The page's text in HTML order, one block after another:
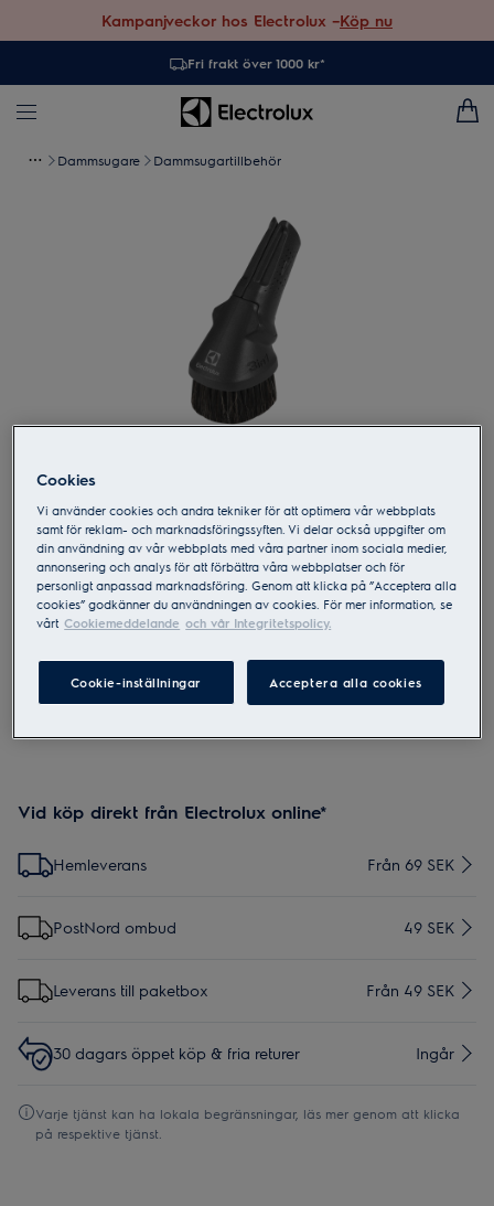
Kampanjveckor hos Electrolux –Köp nu
Fri frakt över 1000 kr*
Dammsugare Dammsugartillbehör
ZE117
Perfect Care 3ini1 munstycke, 36mm
oval anslutning
Vid köp direkt från Electrolux online*
Hemleverans Från 69 SEK
PostNord ombud 49 SEK
Leverans till paketbox Från 49 SEK
30 dagars öppet köp & fria returer Ingår
Varje tjänst kan ha lokala begränsningar, läs mer genom att klicka
på respektive tjänst.
Cookies
Vi använder cookies och andra tekniker för att optimera vår webbplats
samt för reklam- och marknadsföringssyften. Vi delar också uppgifter om
din användning av vår webbplats med våra partner inom sociala medier,
annonsering och analys för att förbättra våra webbplatser och för
personligt anpassad marknadsföring. Genom att klicka på ”Acceptera alla
cookies” godkänner du användningen av cookies. För mer information, se
vårt Cookiemeddelande och vår Integritetspolicy.
Cookie-inställningar Acceptera alla cookies